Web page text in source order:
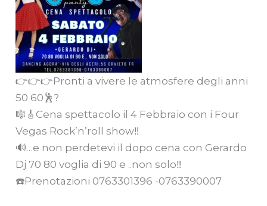
👉👉👉Pronti a vivere le atmosfere degli anni
50 60🕺?
🎼🎸Cena spettacolo il 4 Febbraio con i Four
Vegas Rock’n’roll show‼
🔊…e non perdetevi il dopo cena con Gerardo
Dj 70 80 voglia di 90 e ..non solo‼
☎️Prenotazioni 0763301396 -0763390007